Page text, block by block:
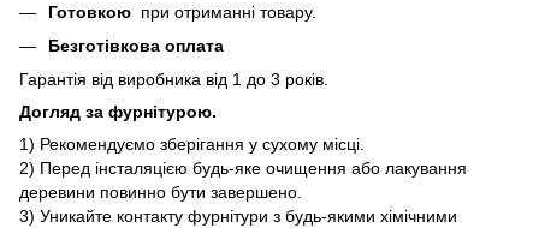
Готовкою при отриманні товару.
Безготівкова оплата
Гарантія від виробника від 1 до 3 років.
Догляд за фурнітурою.
1) Рекомендуємо зберігання у сухому місці.
2) Перед інсталяцією будь-яке очищення або лакування
деревини повинно бути завершено.
3) Уникайте контакту фурнітури з будь-якими хімічними